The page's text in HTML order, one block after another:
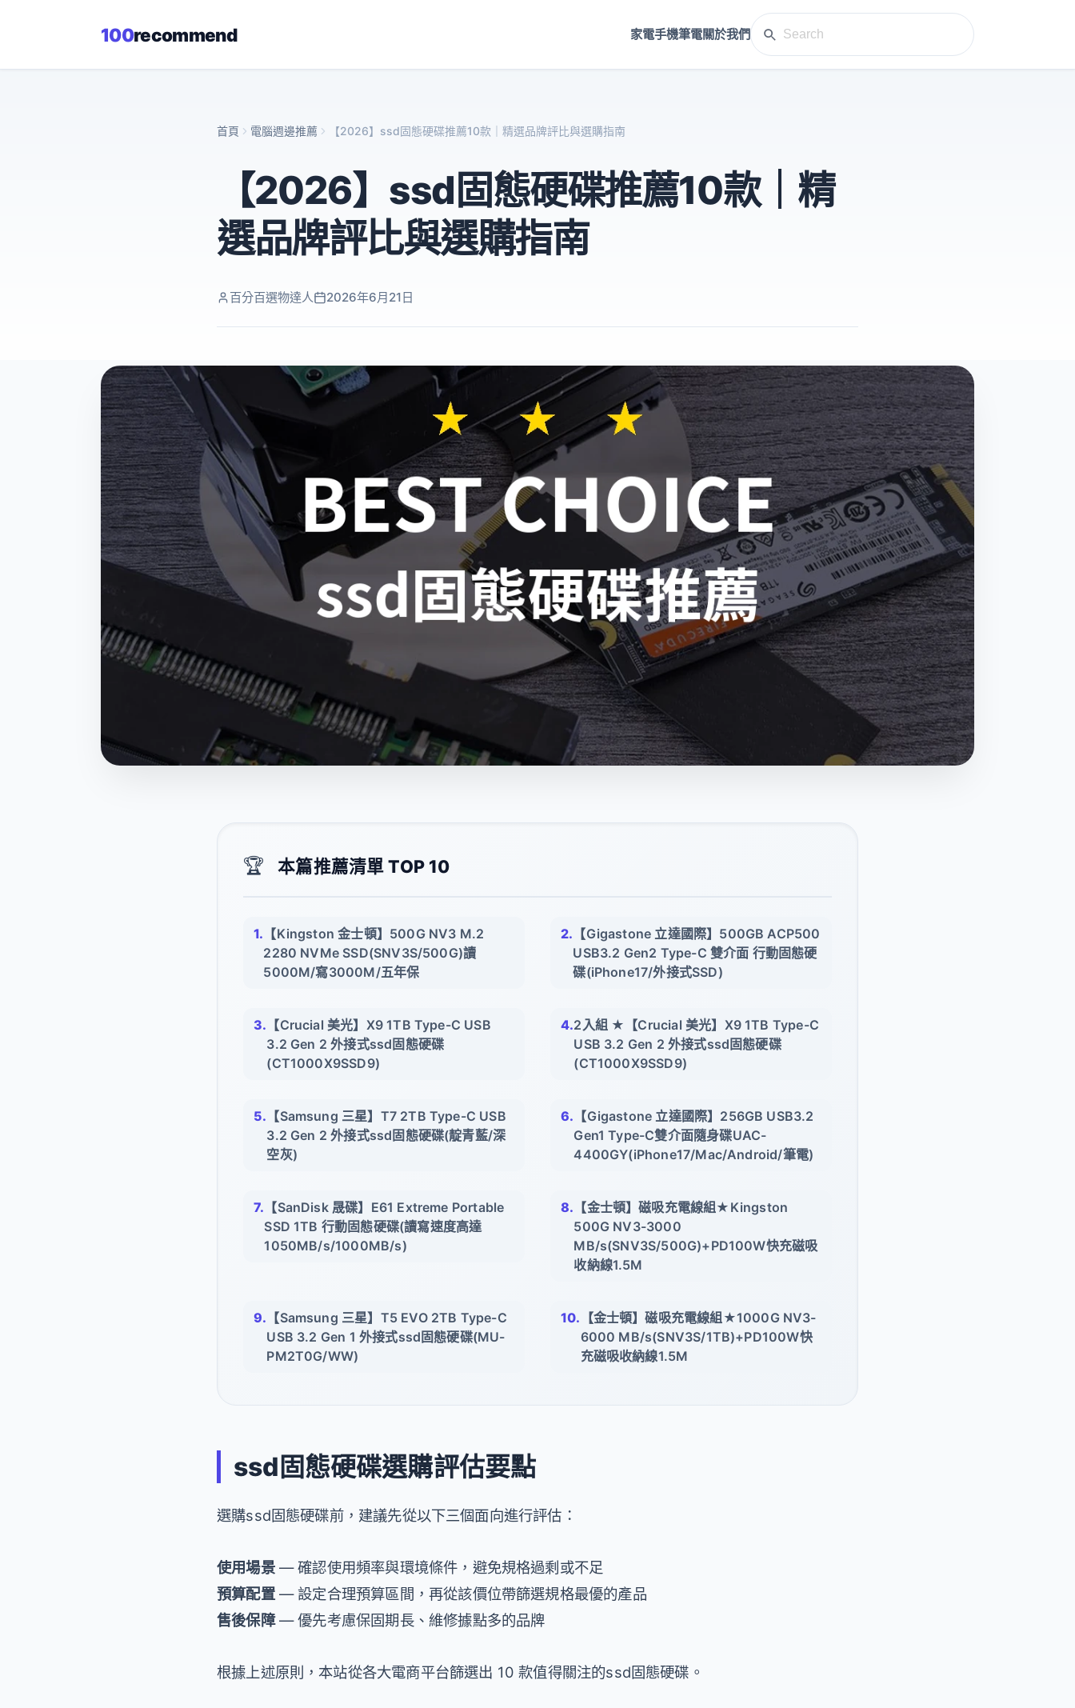
100recommend 家電手機筆電關於我們
首頁 電腦週邊推薦 【2026】ssd固態硬碟推薦10款｜精選品牌評比與選購指南
【2026】ssd固態硬碟推薦10款｜精
選品牌評比與選購指南
百分百選物達人 2026年6月21日
🏆 本篇推薦清單 TOP 10
【Kingston 金士頓】500G NV3 M.2
2280 NVMe SSD(SNV3S/500G)讀
5000M/寫3000M/五年保
【Gigastone 立達國際】500GB ACP500
USB3.2 Gen2 Type-C 雙介面 行動固態硬
碟(iPhone17/外接式SSD)
【Crucial 美光】X9 1TB Type-C USB
3.2 Gen 2 外接式ssd固態硬碟
(CT1000X9SSD9)
2入組 ★【Crucial 美光】X9 1TB Type-C
USB 3.2 Gen 2 外接式ssd固態硬碟
(CT1000X9SSD9)
【Samsung 三星】T7 2TB Type-C USB
3.2 Gen 2 外接式ssd固態硬碟(靛青藍/深
空灰)
【Gigastone 立達國際】256GB USB3.2
Gen1 Type-C雙介面隨身碟UAC-
4400GY(iPhone17/Mac/Android/筆電)
【SanDisk 晟碟】E61 Extreme Portable
SSD 1TB 行動固態硬碟(讀寫速度高達
1050MB/s/1000MB/s)
【金士頓】磁吸充電線組★Kingston
500G NV3-3000
MB/s(SNV3S/500G)+PD100W快充磁吸
收納線1.5M
【Samsung 三星】T5 EVO 2TB Type-C
USB 3.2 Gen 1 外接式ssd固態硬碟(MU-
PM2T0G/WW)
【金士頓】磁吸充電線組★1000G NV3-
6000 MB/s(SNV3S/1TB)+PD100W快
充磁吸收納線1.5M
ssd固態硬碟選購評估要點
選購ssd固態硬碟前，建議先從以下三個面向進行評估：
使用場景— 確認使用頻率與環境條件，避免規格過剩或不足
預算配置— 設定合理預算區間，再從該價位帶篩選規格最優的產品
售後保障— 優先考慮保固期長、維修據點多的品牌
根據上述原則，本站從各大電商平台篩選出 10 款值得關注的ssd固態硬碟。